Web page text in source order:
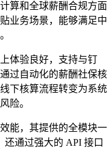
算和全球薪酬合规方面
业务场景，能够满足中
体验良好，支持与钉
过自动化的薪酬社保核
下核算流程转变为系统
险。
能，其提供的全模块一
还通过强大的 API 接口